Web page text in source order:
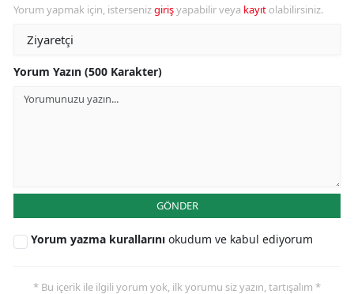
Yorum yapmak için, istersenizgirişyapabilir veya kayıt olabilirsiniz.
Yorum Yazın (500 Karakter)
GÖNDER
Yorum yazma kurallarını okudum ve kabul ediyorum
* Bu içerik ile ilgili yorum yok, ilk yorumu siz yazın, tartışalım *